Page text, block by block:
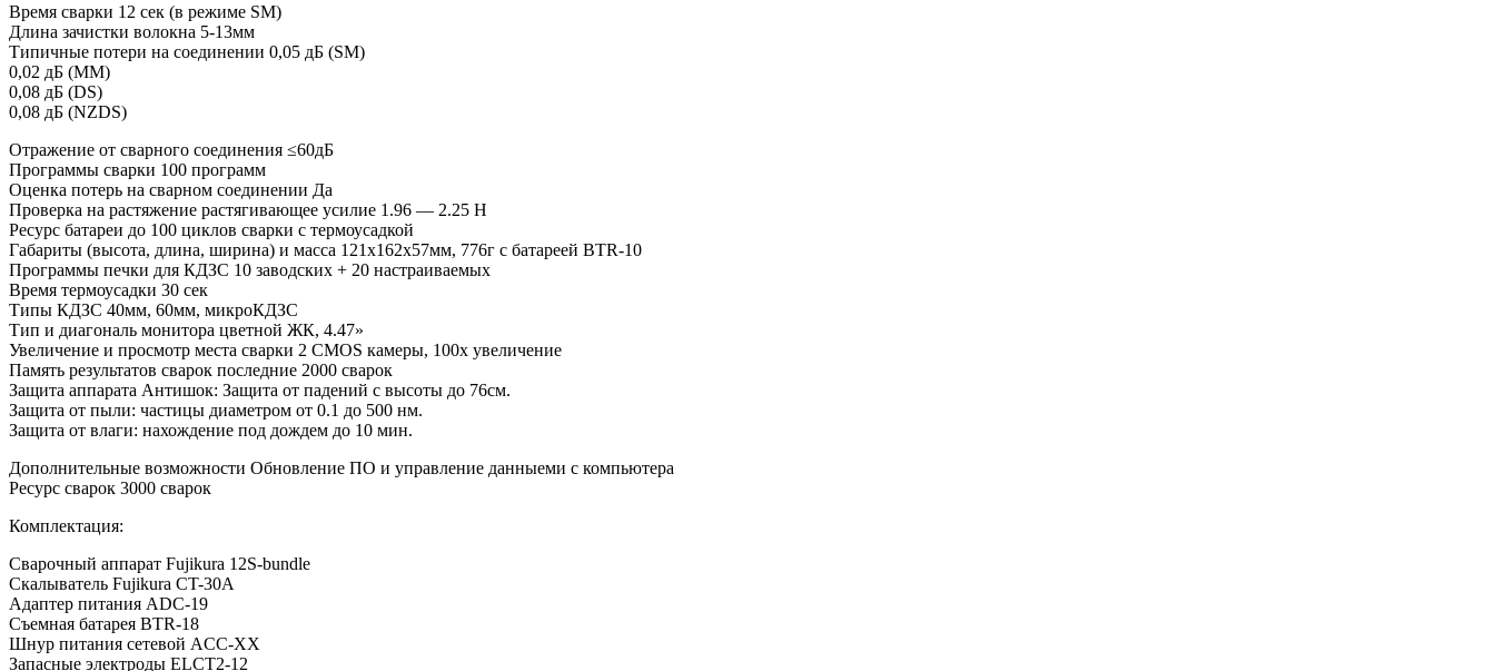
Время сварки 12 сек (в режиме SM)
Длина зачистки волокна 5-13мм
Типичные потери на соединении 0,05 дБ (SM)
0,02 дБ (ММ)
0,08 дБ (DS)
0,08 дБ (NZDS)
Отражение от сварного соединения ≤60дБ
Программы сварки 100 программ
Оценка потерь на сварном соединении Да
Проверка на растяжение растягивающее усилие 1.96 — 2.25 Н
Ресурс батареи до 100 циклов сварки с термоусадкой
Габариты (высота, длина, ширина) и масса 121х162х57мм, 776г с батареей BTR-10
Программы печки для КДЗС 10 заводских + 20 настраиваемых
Время термоусадки 30 сек
Типы КДЗС 40мм, 60мм, микроКДЗС
Тип и диагональ монитора цветной ЖК, 4.47»
Увеличение и просмотр места сварки 2 CMOS камеры, 100х увеличение
Память результатов сварок последние 2000 сварок
Защита аппарата Антишок: Защита от падений с высоты до 76см.
Защита от пыли: частицы диаметром от 0.1 до 500 нм.
Защита от влаги: нахождение под дождем до 10 мин.
Дополнительные возможности Обновление ПО и управление данныеми с компьютера
Ресурс сварок 3000 сварок
Комплектация:
Сварочный аппарат Fujikura 12S-bundle
Скалыватель Fujikura CT-30A
Адаптер питания ADC-19
Съемная батарея BTR-18
Шнур питания сетевой ACC-XX
Запасные электроды ELCT2-12